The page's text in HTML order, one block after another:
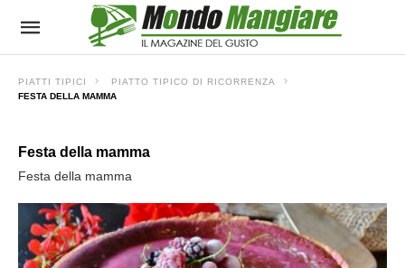
PIATTI TIPICI
PIATTO TIPICO DI RICORRENZA
FESTA DELLA MAMMA
Festa della mamma
Festa della mamma